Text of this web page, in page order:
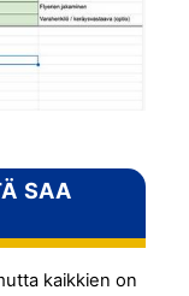
SAA
kaikkien on